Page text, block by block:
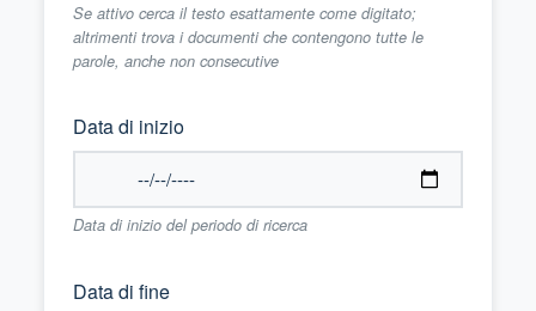
Se attivo cerca il testo esattamente come digitato;
altrimenti trova i documenti che contengono tutte le
parole, anche non consecutive
Data di inizio
Data di inizio del periodo di ricerca
Data di fine